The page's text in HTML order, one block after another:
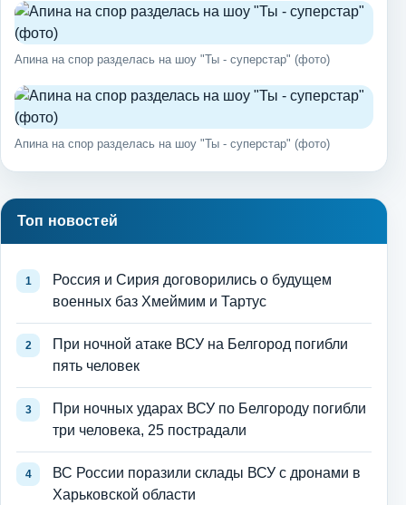
Апина на спор разделась на шоу "Ты - суперстар" (фото)
Апина на спор разделась на шоу "Ты - суперстар" (фото)
Топ новостей
Россия и Сирия договорились о будущем
военных баз Хмеймим и Тартус
При ночной атаке ВСУ на Белгород погибли
пять человек
При ночных ударах ВСУ по Белгороду погибли
три человека, 25 пострадали
ВС России поразили склады ВСУ с дронами в
Харьковской области